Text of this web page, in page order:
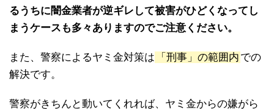
るうちに闇金業者が逆ギレして被害がひどくなってし
まうケースも多々ありますのでご注意ください。
また、警察によるヤミ金対策は 「刑事」の範囲内 での
解決です。
警察がきちんと動いてくれれば、ヤミ金からの嫌がら